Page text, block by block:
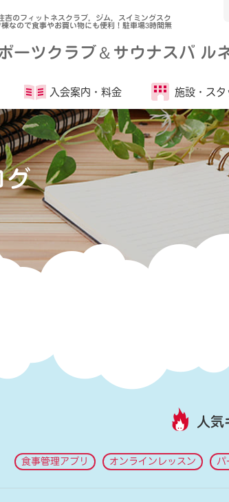
のフィットネスクラブ，ジム，スイミングスク
ので食事やお買い物にも便利！駐車場3時間無
ーツクラブ＆サウナスパ ル
入会案内・ 料金 施設・ スタ
人気
食事管理アプリ オンラインレッスン パ